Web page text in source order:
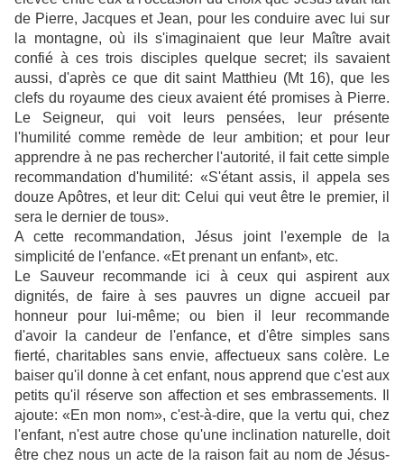
de Pierre, Jacques et Jean, pour les conduire avec lui sur
la montagne, où ils s'imaginaient que leur Maître avait
confié à ces trois disciples quelque secret; ils savaient
aussi, d'après ce que dit saint Matthieu (Mt 16), que les
clefs du royaume des cieux avaient été promises à Pierre.
Le Seigneur, qui voit leurs pensées, leur présente
l'humilité comme remède de leur ambition; et pour leur
apprendre à ne pas rechercher l'autorité, il fait cette simple
recommandation d'humilité: «S'étant assis, il appela ses
douze Apôtres, et leur dit: Celui qui veut être le premier, il
sera le dernier de tous».
A cette recommandation, Jésus joint l'exemple de la
simplicité de l'enfance. «Et prenant un enfant», etc.
Le Sauveur recommande ici à ceux qui aspirent aux
dignités, de faire à ses pauvres un digne accueil par
honneur pour lui-même; ou bien il leur recommande
d'avoir la candeur de l'enfance, et d'être simples sans
fierté, charitables sans envie, affectueux sans colère. Le
baiser qu'il donne à cet enfant, nous apprend que c'est aux
petits qu'il réserve son affection et ses embrassements. Il
ajoute: «En mon nom», c'est-à-dire, que la vertu qui, chez
l'enfant, n'est autre chose qu'une inclination naturelle, doit
être chez nous un acte de la raison fait au nom de Jésus-